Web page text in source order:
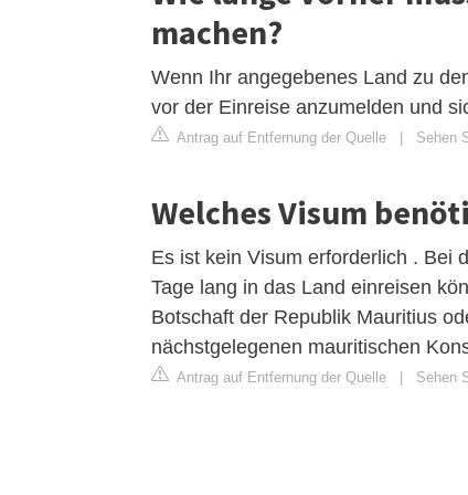
machen?
Wenn Ihr angegebenes Land zu
vor der Einreise anzumelden und
Antrag auf Entfernung der Quelle | Sehen
Welches Visum
Es ist kein Visum erforderlich . Bei
Tage lang in das Land einreisen
Botschaft der Republik Mauritius
nächstgelegenen mauritischen
Antrag auf Entfernung der Quelle | Sehen